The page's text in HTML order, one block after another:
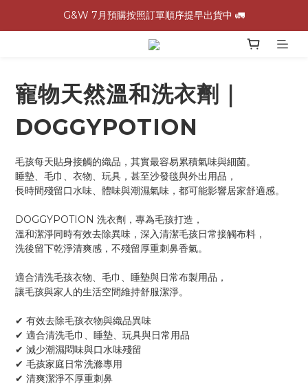
G&W 7月預購按照訂單順序提早出貨中 🚛
G&W 7月預購按照訂單順序提早出貨中 🚛
\ 加入會員領$60購物金，生日再領$100！/
G&W 7月預購按照訂單順序提早出貨中 🚛
寵物天然溫和洗衣劑｜
DOGGYPOTION
毛孩每天貼身接觸的織品，其實最容易累積氣味與細菌。
睡墊、毛巾、衣物、玩具，甚至沙發毯與外出用品，
長時間殘留口水味、體味與潮濕氣味，都可能影響居家舒適感。
DOGGYPOTION 洗衣劑，專為毛孩打造，
溫和潔淨同時有效去除異味，深入清潔毛孩日常接觸布料，
洗後留下乾淨清爽感，不殘留厚重刺鼻香氣。
適合清洗毛孩衣物、毛巾、睡墊與日常布製用品，
讓毛孩與家人的生活空間維持舒服潔淨。
✔ 有效去除毛孩衣物與織品異味
✔ 適合清洗毛巾、睡墊、玩具與日常用品
✔ 減少潮濕悶味與口水味殘留
✔ 毛孩家庭日常洗滌專用
✔ 清爽潔淨不厚重刺鼻